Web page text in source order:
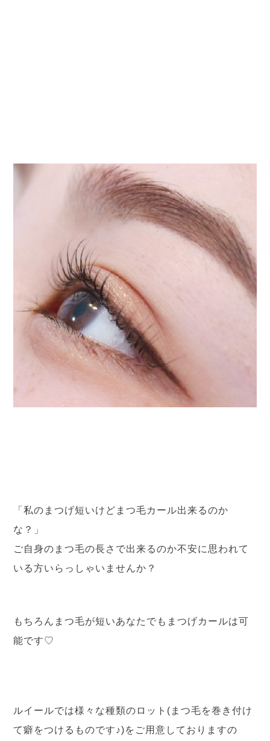
「私のまつげ短いけどまつ毛カール出来るのか
な？」
ご自身のまつ毛の長さで出来るのか不安に思われて
いる方いらっしゃいませんか？
もちろんまつ毛が短いあなたでもまつげカールは可
能です♡
ルイールでは様々な種類のロット(まつ毛を巻き付け
て癖をつけるものです♪)をご用意しておりますの